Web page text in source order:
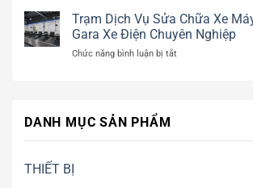
WINHI
Sinh
Động
Tháo
KIỂM
TRA
VÀ
LÀM
OTO
Trạm Dịch Vụ Sửa Chữa Xe
Gara Xe Điện Chuyên Nghiệp
Chức năng bình luận bị tắtở
DANH MỤC SẢN PHẨM
THIẾT BỊ